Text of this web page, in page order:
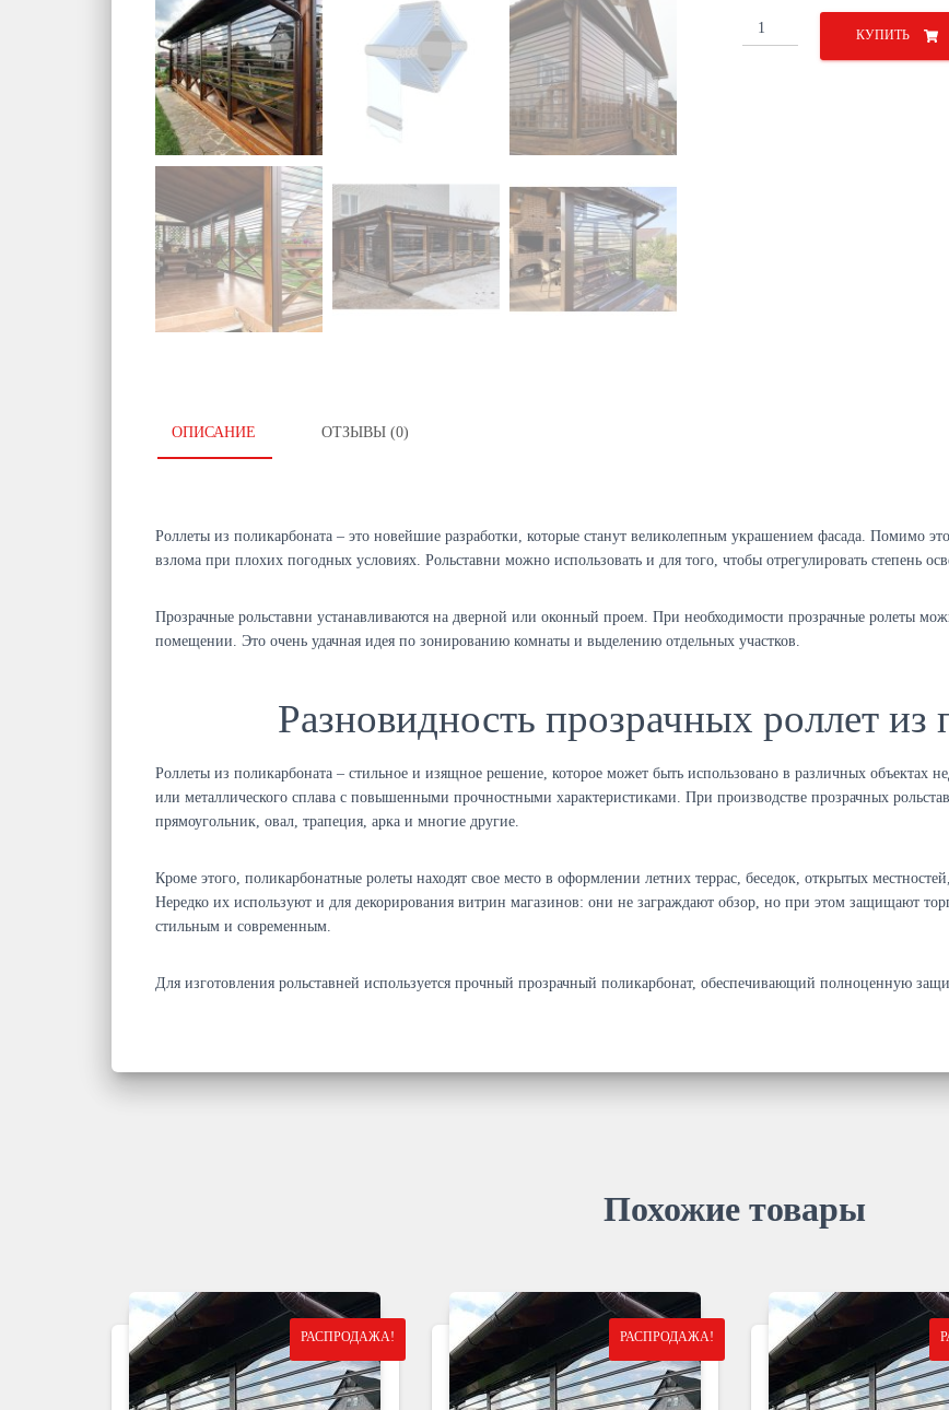
Количество
товара
КУПИТЬ
ОПИСАНИЕ ОТЗЫВЫ (0)
Роллеты из поликарбоната – это новейшие разработки, которые станут великолепным украшением фасада. Помимо
взлома при плохих погодных условиях. Рольставни можно использовать и для того, чтобы отрегулировать степень
Прозрачные рольставни устанавливаются на дверной или оконный проем. При необходимости прозрачные ролеты
помещении. Это очень удачная идея по зонированию комнаты и выделению отдельных участков.
Разновидность прозрачных роллет из
Роллеты из поликарбоната – стильное и изящное решение, которое может быть использовано в различных
или металлического сплава с повышенными прочностными характеристиками. При производстве прозрачных
прямоугольник, овал, трапеция, арка и многие другие.
Кроме этого, поликарбонатные ролеты находят свое место в оформлении летних террас, беседок, открытых
Нередко их используют и для декорирования витрин магазинов: они не заграждают обзор, но при этом защищают
стильным и современным.
Для изготовления рольставней используется прочный прозрачный поликарбонат, обеспечивающий полноценную
Похожие товары
РАСПРОДАЖА! РАСПРОДАЖА!